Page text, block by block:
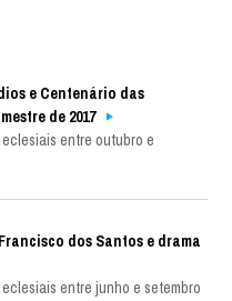
e Centenário das
de 2017
entre outubro e
dos Santos e drama
entre junho e setembro